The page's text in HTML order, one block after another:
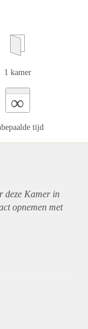
1 kamer
∞
tijd
deze Kamer in
opnemen met